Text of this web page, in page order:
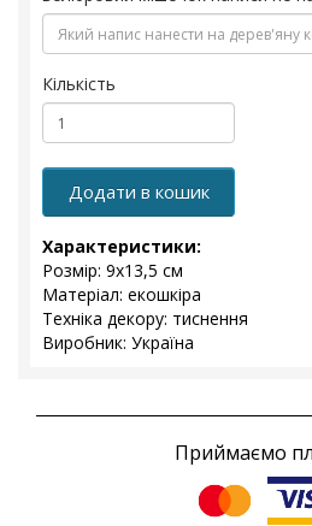
Кількість
Додати в кошик
Характеристики:
Розмір: 9x13,5 см
Матеріал: екошкіра
Техніка декору: тиснення
Виробник: Україна
Приймаємо